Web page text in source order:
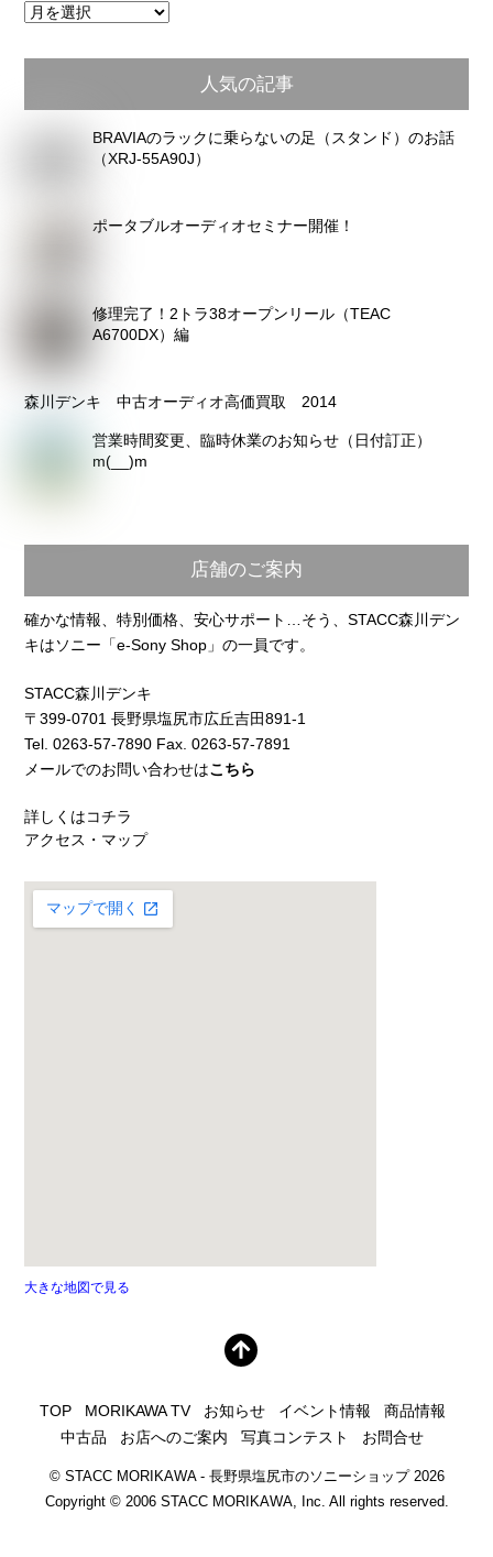
月
ア
カ
人気の記事
BRAVIAのラックに乗らないの足（スタンド）のお話
（XRJ-55A90J）
ポータブルオーディオセミナー開催！
修理完了！2トラ38オープンリール（TEAC
A6700DX）編
森川デンキ 中古オーディオ高価買取 2014
営業時間変更、臨時休業のお知らせ（日付訂正）
m(__)m
店舗のご案内
確かな情報、特別価格、安心サポート…そう、STACC森川デン
キはソニー「e-Sony Shop」の一員です。
STACC森川デンキ
〒399-0701 長野県塩尻市広丘吉田891-1
Tel. 0263-57-7890 Fax. 0263-57-7891
メールでのお問い合わせはこちら
詳しくはコチラ
アクセス・マップ
大きな地図で見る
TOP MORIKAWA TV お知らせ イベント情報
商品情報
中古品
お店へのご案内 写真コンテスト お問合せ
© STACC MORIKAWA - 長野県塩尻市のソニーショップ2026
Copyright © 2006 STACC MORIKAWA, Inc. All rights reserved.